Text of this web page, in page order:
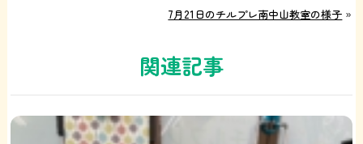
7月21日のチルプレ南中山教室の様子 »
関連記事